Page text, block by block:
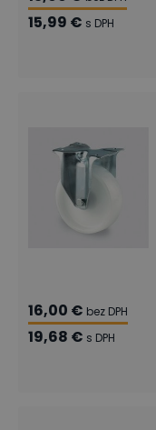
15,99 € s DPH
16,00 € bez DPH
19,68 € s DPH